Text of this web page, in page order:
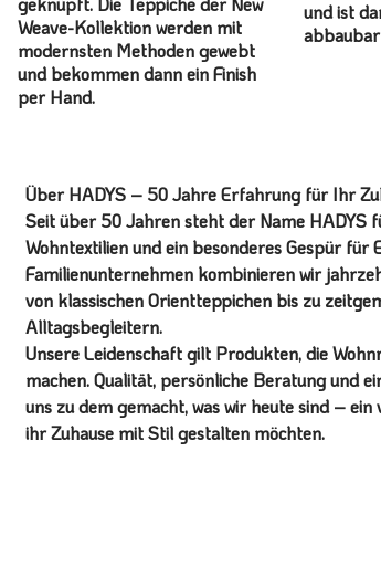
Weave-Kollektion werden mit
modernsten Methoden gewebt
und bekommen dann ein Finish
per Hand.
und ist
Über HADYS – 50 Jahre Erfahrung für Ihr
Seit über 50 Jahren steht der Name HADYS
Wohntextilien und ein besonderes Gespür
Familienunternehmen kombinieren wir
von klassischen Orientteppichen bis zu
Alltagsbegleitern.
Unsere Leidenschaft gilt Produkten, die
machen. Qualität, persönliche Beratung und
uns zu dem gemacht, was wir heute sind –
ihr Zuhause mit Stil gestalten möchten.